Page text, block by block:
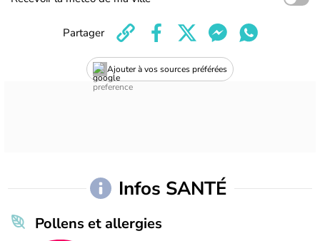
Ajouter à vos sources préférées
Partager
Infos SANTÉ
Pollens et allergies